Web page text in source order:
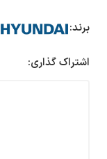
برند:
اشتراک گذاری: